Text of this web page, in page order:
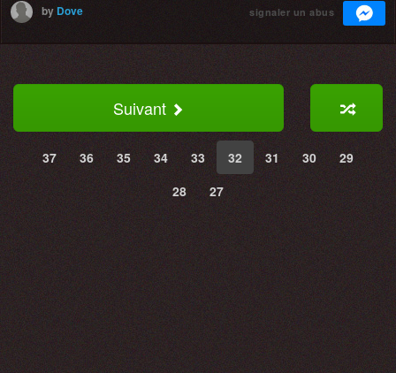
by Dove signaler un abus
Suivant
37 36 35 34 33 32 31 30
29
28
27